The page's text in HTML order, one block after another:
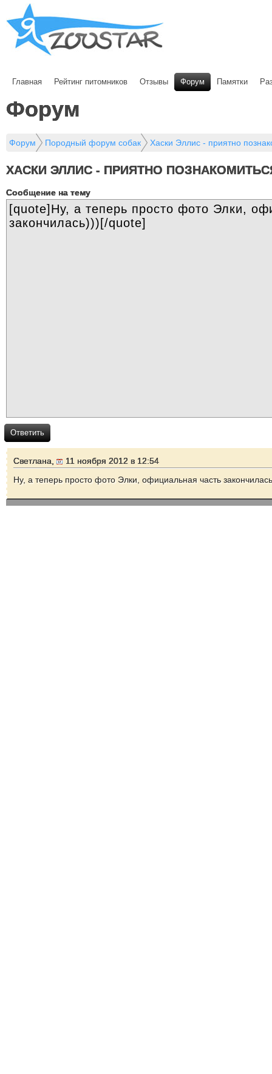
Главная Рейтинг питомников Отзывы Форум Памятки
Форум
Форум Породный форум собак Хаски Эллис - приятно
ХАСКИ ЭЛЛИС - ПРИЯТНО
Cообщение на тему
Ответить
Светлана,
11 ноября 2012 в 12:54
Ну, а теперь просто фото Элки, официальная часть